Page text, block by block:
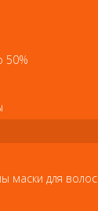
50%
маски для волос